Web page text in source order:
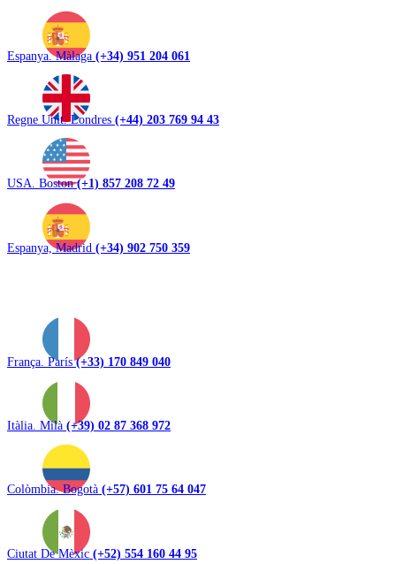
Espanya. Màlaga (+34) 951 204 061
Regne Unit. Londres (+44) 203 769 94 43
USA. Boston(+1) 857 208 72 49
Espanya, Madrid (+34) 902 750 359
França. París(+33) 170 849 040
Itàlia. Milà (+39) 02 87 368 972
Colòmbia. Bogotà (+57) 601 75 64 047
Ciutat De Mèxic (+52) 554 160 44 95